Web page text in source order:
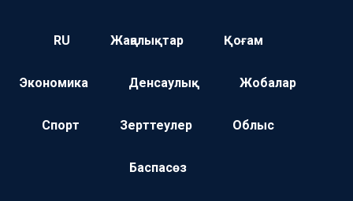
RU Жаңалықтар Қоғам
Экономика Денсаулық Жобалар
Спорт Зерттеулер Облыс
Баспасөз